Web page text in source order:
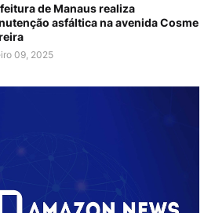
de Manaus realiza
asfáltica na avenida Cosme
09, 2025